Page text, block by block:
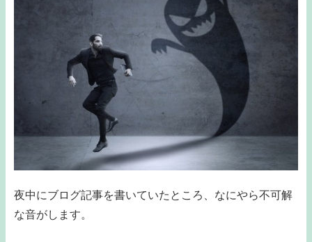
夜中にブログ記事を書いていたところ、なにやら不可解
な音がします。